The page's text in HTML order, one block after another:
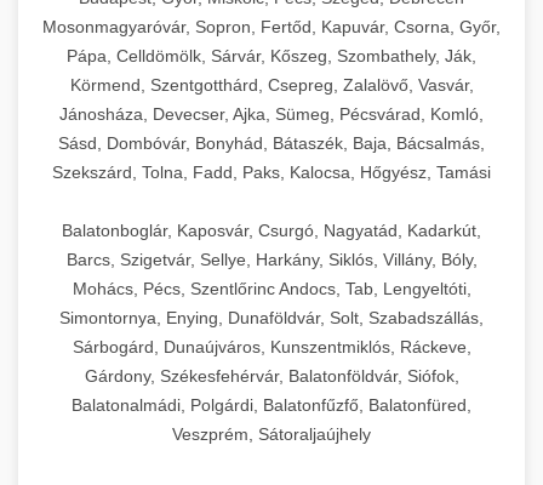
Mosonmagyaróvár, Sopron, Fertőd, Kapuvár, Csorna, Győr,
Pápa, Celldömölk, Sárvár, Kőszeg, Szombathely, Ják,
Körmend, Szentgotthárd, Csepreg, Zalalövő, Vasvár,
Jánosháza, Devecser, Ajka, Sümeg, Pécsvárad, Komló,
Sásd, Dombóvár, Bonyhád, Bátaszék, Baja, Bácsalmás,
Szekszárd, Tolna, Fadd, Paks, Kalocsa, Hőgyész, Tamási
Balatonboglár, Kaposvár, Csurgó, Nagyatád, Kadarkút,
Barcs, Szigetvár, Sellye, Harkány, Siklós, Villány, Bóly,
Mohács, Pécs, Szentlőrinc Andocs, Tab, Lengyeltóti,
Simontornya, Enying, Dunaföldvár, Solt, Szabadszállás,
Sárbogárd, Dunaújváros, Kunszentmiklós, Ráckeve,
Gárdony, Székesfehérvár, Balatonföldvár, Siófok,
Balatonalmádi, Polgárdi, Balatonfűzfő, Balatonfüred,
Veszprém, Sátoraljaújhely